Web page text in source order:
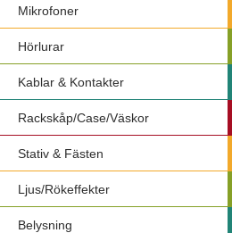
Mikrofoner
Hörlurar
Kablar & Kontakter
Rackskåp/Case/Väskor
Stativ & Fästen
Ljus/Rökeffekter
Belysning